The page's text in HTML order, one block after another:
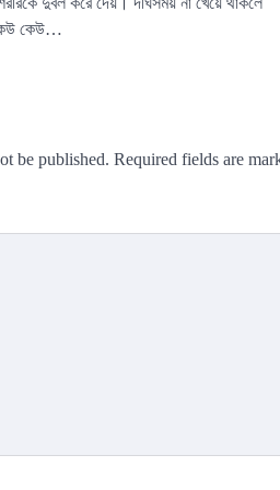
কেউ…
be published. Required fields are